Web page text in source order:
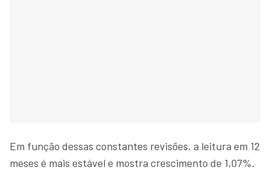
Em função dessas constantes revisões, a leitura em 12
meses é mais estável e mostra crescimento de 1,07%.